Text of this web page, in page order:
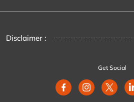
Disclaimer :
Get Social